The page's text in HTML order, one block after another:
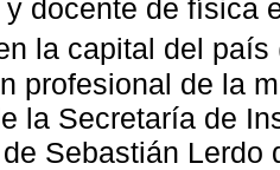
docente de física
la capital del país
profesional de la
la Secretaría de
Sebastián Lerdo